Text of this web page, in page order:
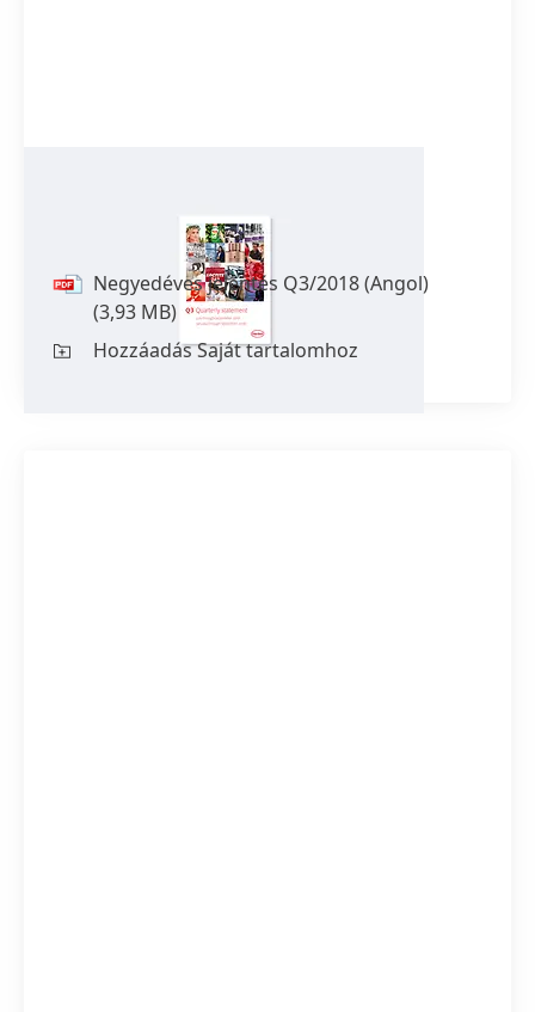
Negyedéves jelentés Q3/2018(Angol)
(3,93 MB)
Hozzáadás Saját tartalomhoz